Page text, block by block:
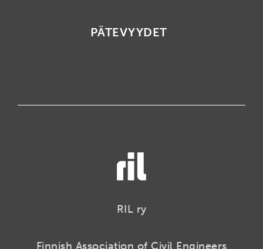
PÄTEVYYDET
RIL ry
Finnish Association of Civil Engineers